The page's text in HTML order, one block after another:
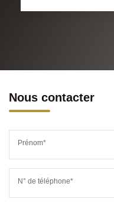
Nous contacter
Prénom*
N° de téléphone*